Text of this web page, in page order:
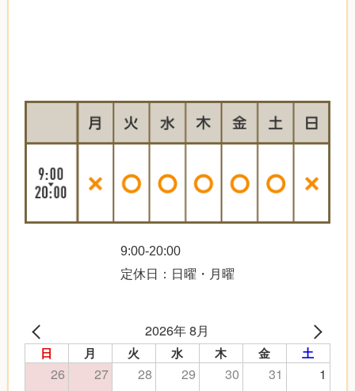
9:00-20:00
定休日：日曜・月曜
2026年 8月
日 月 火 水 木 金 土
26 27 28 29 30 31
1